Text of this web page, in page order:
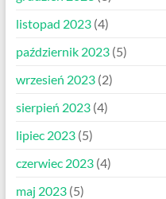
listopad 2023(4)
październik 2023(5)
wrzesień 2023(2)
sierpień 2023(4)
lipiec 2023(5)
czerwiec 2023(4)
maj 2023(5)